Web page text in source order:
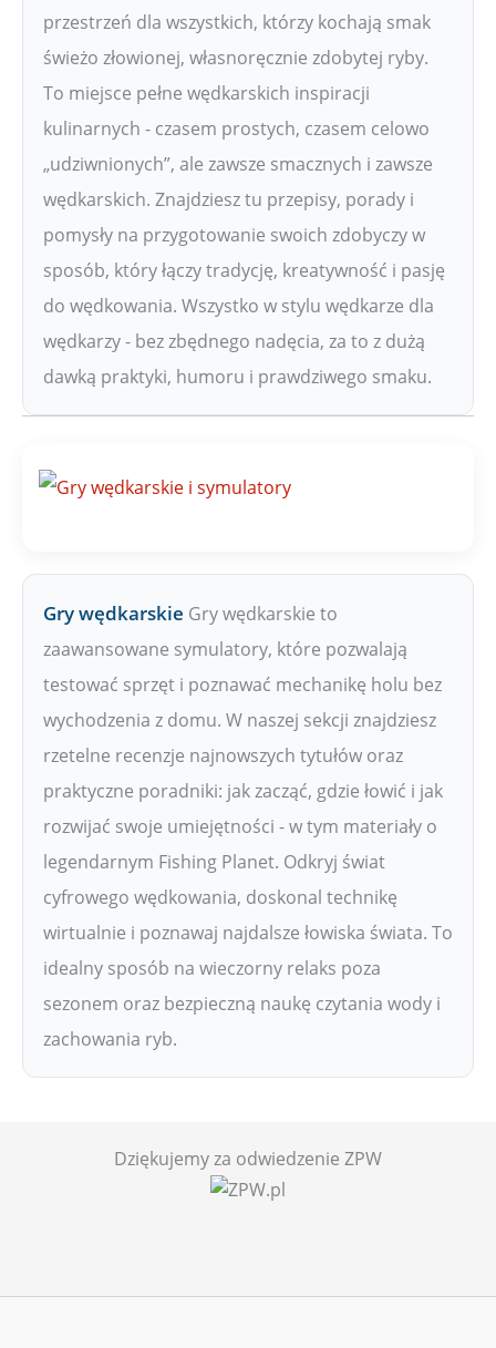
przestrzeń dla wszystkich, którzy kochają smak
świeżo złowionej, własnoręcznie zdobytej ryby.
To miejsce pełne wędkarskich inspiracji
kulinarnych - czasem prostych, czasem celowo
„udziwnionych”, ale zawsze smacznych i zawsze
wędkarskich. Znajdziesz tu przepisy, porady i
pomysły na przygotowanie swoich zdobyczy w
sposób, który łączy tradycję, kreatywność i pasję
do wędkowania. Wszystko w stylu wędkarze dla
wędkarzy - bez zbędnego nadęcia, za to z dużą
dawką praktyki, humoru i prawdziwego smaku.
Gry wędkarskie Gry wędkarskie to
zaawansowane symulatory, które pozwalają
testować sprzęt i poznawać mechanikę holu bez
wychodzenia z domu. W naszej sekcji znajdziesz
rzetelne recenzje najnowszych tytułów oraz
praktyczne poradniki: jak zacząć, gdzie łowić i jak
rozwijać swoje umiejętności - w tym materiały o
legendarnym Fishing Planet. Odkryj świat
cyfrowego wędkowania, doskonal technikę
wirtualnie i poznawaj najdalsze łowiska świata. To
idealny sposób na wieczorny relaks poza
sezonem oraz bezpieczną naukę czytania wody i
zachowania ryb.
Dziękujemy za odwiedzenie ZPW